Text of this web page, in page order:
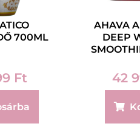
700ML
Ft
AHAVA
DEEP
42